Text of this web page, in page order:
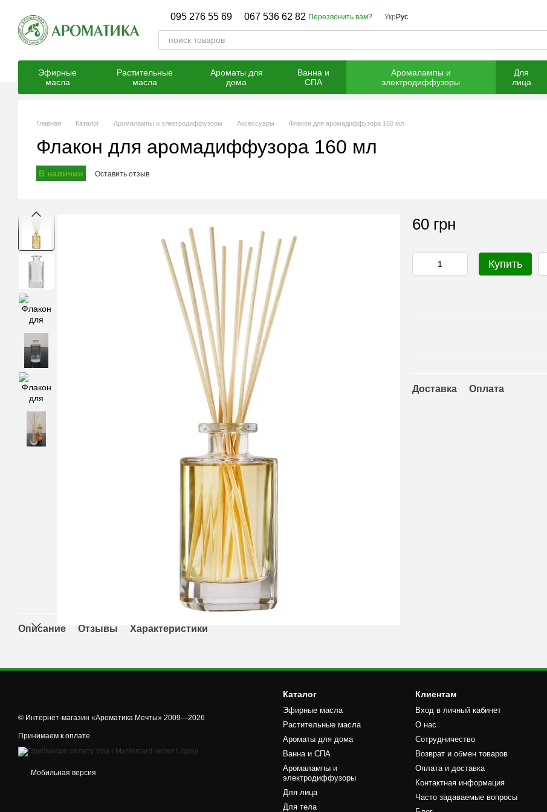
095 276 55 69 067 536 62 82 Перезвонить вам? Укр Рус
Эфирные
масла
Растительные
масла
Ароматы для
дома
Ванна и
СПА
Аромалампы и
электродиффузоры
Для
лица
Главная Каталог Аромалампы и электродиффузоры Аксессуары Флакон для аромадиффузора 160 мл
Флакон для аромадиффузора 160 мл
В наличии Оставить отзыв
Описание Отзывы Характеристики
60 грн
Купить
Доставка Оплата
© Интернет-магазин «Ароматика Мечты» 2009—2026
Принимаем к оплате
Мобильная версия
Каталог
Эфирные масла
Растительные масла
Ароматы для дома
Ванна и СПА
Аромалампы и
электродиффузоры
Для лица
Для тела
Клиентам
Вход в личный кабинет
О нас
Сотрудничество
Возврат и обмен товаров
Оплата и доставка
Контактная информация
Часто задаваемые вопросы